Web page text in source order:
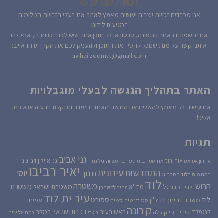
אנו מכבדים זכויות יוצרים ועושים מאמץ לאתר את בעלי הזכויות בצילומים
המגיעים לידינו.
אם נחשפתם באתר לתמונה, סרטון או כל תוכן אחר שיש לכם זכויות בו, אנא צרו
איתנו קשר על מנת שנוכל להסיר את התוכן ולהעניק לכם את הקרדיט הראוי ב:
avihai.zoomat@gmail.com
האתר בתהליך הנגשה לבעלי מוגבלויות
אנו עושים כל מאמץ להשלים את הנגשת האתר! במידה ונתקלת בבעיה אנא פנה
אלינו!
תגיות
אהרון אטיאס אור ירוק אחיסמך בית ספר בר מצווה גיל חדד גני אביב גני איילון דני גונן
המהומות בלוד הסכם גג התחדשות עירוניתחינוך יאיר רביבו יוסי
הרוש ילדים כדורגל לוד מד''א מחיר למשתכן משטרה משטרת ישראל משטרת
לוד משרד החינוך נדל''ן סטודנטים סמים ספורט עיריית לוד עמיחי
לנגפלד פינוי בינוי קהילה קורונה ראש העיר רוטרי רכבת ישראל רמלה רמת אלישיב